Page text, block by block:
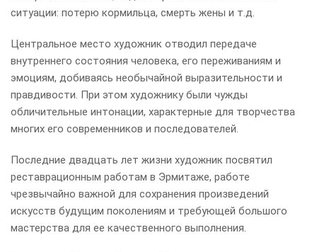
ситуации: потерю кормильца, смерть жены и т.д.
Центральное место художник отводил передаче
внутреннего состояния человека, его переживаниям и
эмоциям, добиваясь необычайной выразительности и
правдивости. При этом художнику были чужды
обличительные интонации, характерные для творчества
многих его современников и последователей.
Последние двадцать лет жизни художник посвятил
реставрационным работам в Эрмитаже, работе
чрезвычайно важной для сохранения произведений
искусств будущим поколениям и требующей большого
мастерства для ее качественного выполнения.